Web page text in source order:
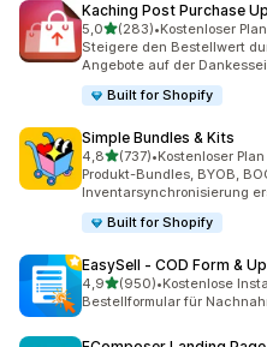
Kaching Post Purchase
5,0von 5 Sternen
(283)
283 Rezensionen insgesamt
•Kostenloser
Steigere den Bestellwert
Angebote auf der
Built for Shopify
Simple Bundles & Kits
4,8von 5 Sternen
(737)
737 Rezensionen insgesamt
•Kostenloser
Produkt-Bundles, BYOB,
Inventarsynchronisierung
Built for Shopify
EasySell ‑ COD Form &
4,9von 5 Sternen
(950)
950 Rezensionen insgesamt
•Kostenlose
Bestellformular für